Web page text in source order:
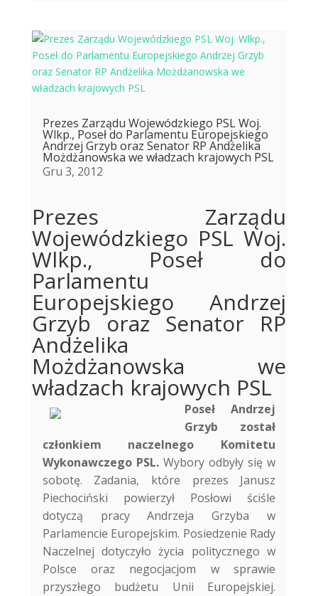
Prezes Zarządu Wojewódzkiego PSL Woj.
Wlkp., Poseł do Parlamentu Europejskiego
Andrzej Grzyb oraz Senator RP Andżelika
Możdżanowska we władzach krajowych PSL
Gru 3, 2012
Prezes Zarządu
Wojewódzkiego PSL Woj.
Wlkp., Poseł do
Parlamentu
Europejskiego Andrzej
Grzyb oraz Senator RP
Andżelika
Możdżanowska we
władzach krajowych PSL
Poseł Andrzej
Grzyb został
członkiem naczelnego Komitetu
Wykonawczego PSL. Wybory odbyły się w
sobotę.
Zadania, które prezes Janusz
Piechociński powierzył Posłowi ściśle
dotyczą pracy Andrzeja Grzyba w
Parlamencie Europejskim. Posiedzenie Rady
Naczelnej dotyczyło życia politycznego w
Polsce oraz negocjacjom w sprawie
przyszłego budżetu Unii Europejskiej.